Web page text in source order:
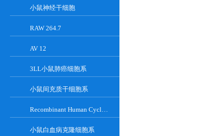
小鼠神经干细胞
RAW 264.7
AV 12
3LL小鼠肺癌细胞系
小鼠间充质干细胞系
Recombinant Human Cyclin-Dependent Kinase Inhibitor 2A
小鼠白血病克隆细胞系